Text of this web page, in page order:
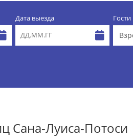
Дата выезда Гости
Сана-Луиса-Потоси